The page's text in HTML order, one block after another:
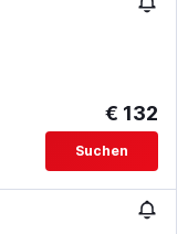
€ 132
Suchen